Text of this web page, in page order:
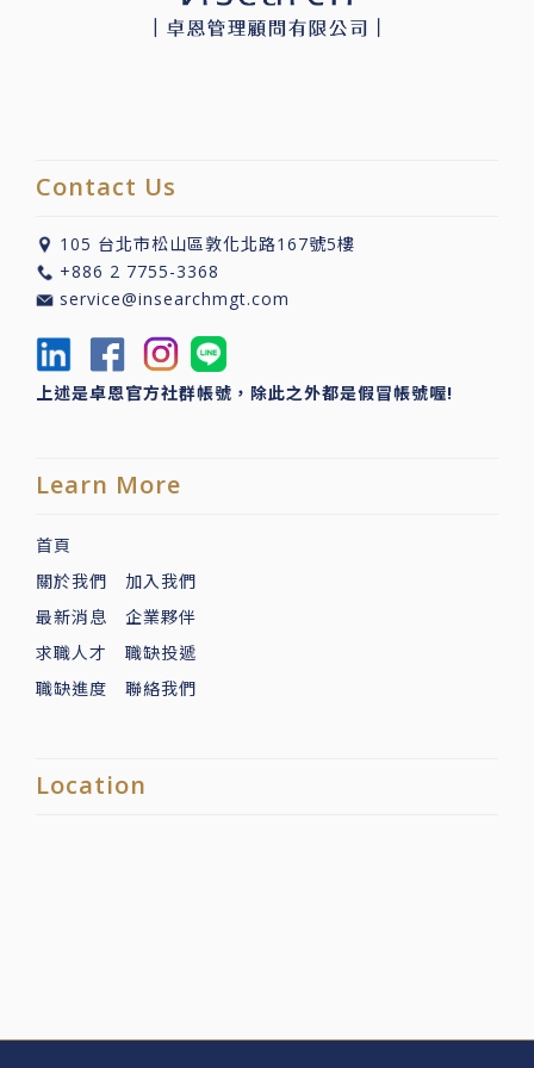
Contact Us
105 台北市松山區敦化北路167號5樓
+886 2 7755-3368
service@insearchmgt.com
上述是卓恩官方社群帳號，除此之外都是假冒帳號喔!
Learn More
首頁
關於我們
加入我們
最新消息 企業夥伴
求職人才
職缺投遞
職缺進度 聯絡我們
Location